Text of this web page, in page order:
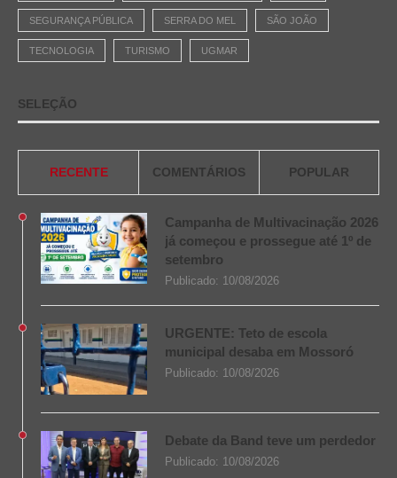
SEGURANÇA PÚBLICA SERRA DO MEL SÃO JOÃO
TECNOLOGIA TURISMO UGMAR
SELEÇÃO
RECENTE COMENTÁRIOS POPULAR
Campanha de Multivacinação 2026
já começou e prossegue até 1º de
setembro
Publicado: 10/08/2026
URGENTE: Teto de escola
municipal desaba em Mossoró
Publicado: 10/08/2026
Debate da Band teve um perdedor
Publicado: 10/08/2026